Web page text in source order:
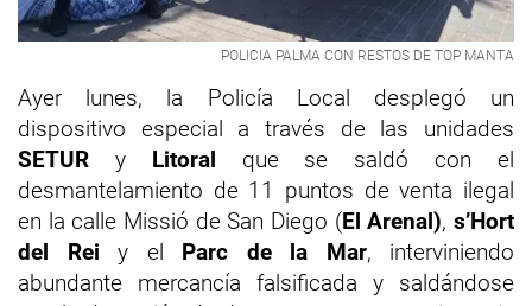
POLICIA PALMA CON RESTOS DE TOP MANTA
Ayer lunes, la Policía Local desplegó un
dispositivo especial a través de las unidades
SETUR y Litoral que se saldó con el
desmantelamiento de 11 puntos de venta ilegal
en la calle Missió de San Diego (El Arenal),s’Hort
del Rei y el Parc de la Mar, interviniendo
abundante mercancía falsificada y saldándose